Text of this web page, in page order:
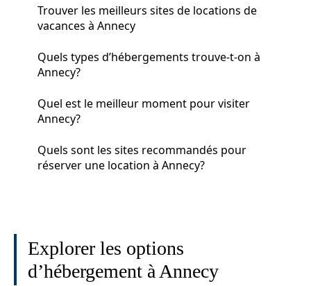
Trouver les meilleurs sites de locations de
vacances à Annecy
Quels types d’hébergements trouve-t-on à
Annecy?
Quel est le meilleur moment pour visiter
Annecy?
Quels sont les sites recommandés pour
réserver une location à Annecy?
Explorer les options
d’hébergement à Annecy